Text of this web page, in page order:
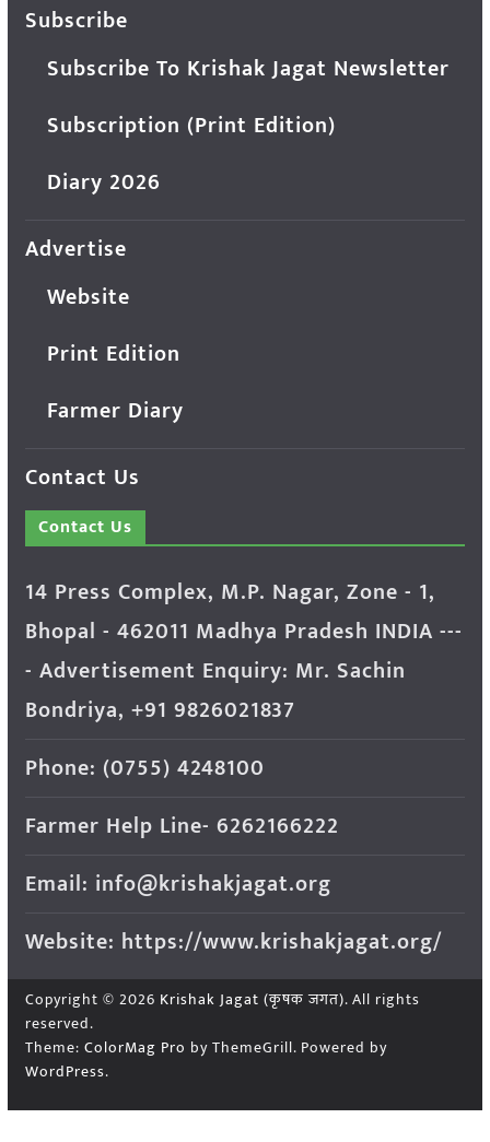
Subscribe
Subscribe To Krishak Jagat Newsletter
Subscription (Print Edition)
Diary 2026
Advertise
Website
Print Edition
Farmer Diary
Contact Us
Contact Us
14 Press Complex, M.P. Nagar, Zone - 1,
Bhopal - 462011 Madhya Pradesh INDIA ---
- Advertisement Enquiry: Mr. Sachin
Bondriya, +91 9826021837
Phone: (0755) 4248100
Farmer Help Line- 6262166222
Email: info@krishakjagat.org
Website: https://www.krishakjagat.org/
Copyright © 2026 Krishak Jagat (कृषक जगत). All rights
reserved.
Theme: ColorMag Pro by ThemeGrill. Powered by
WordPress.